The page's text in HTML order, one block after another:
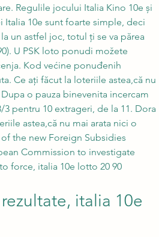
Regulile jocului Italia Kino 10e și
Italia 10e sunt foarte simple, deci
un astfel joc, totul ți se va părea
U PSK loto ponudi možete
Kod većine ponuđenih
Ce ați făcut la loteriile astea,că nu
o pauza binevenita incercam
pentru 10 extrageri, de la 11. Dora
astea,că nu mai arata nici o
the new Foreign Subsidies
Commission to investigate
force, italia 10e lotto 20 90
italia 10e